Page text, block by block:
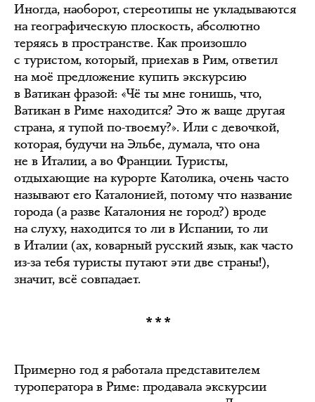
Иногда, наоборот, стереотипы не укладываются
на географическую плоскость, абсолютно
теряясь в пространстве. Как произошло
с туристом, который, приехав в Рим, ответил
на моё предложение купить экскурсию
в Ватикан фразой: «Чё ты мне гонишь, что,
Ватикан в Риме находится? Это ж ваще другая
страна, я тупой по-твоему?». Или с девочкой,
которая, будучи на Эльбе, думала, что она
не в Италии, а во Франции. Туристы,
отдыхающие на курорте Католика, очень часто
называют его Каталонией, потому что название
города (а разве Каталония не город?) вроде
на слуху, находится то ли в Испании, то ли
в Италии (ах, коварный русский язык, как часто
из-за тебя туристы путают эти две страны!),
значит, всё совпадает.
***
Примерно год я работала представителем
туроператора в Риме: продавала экскурсии